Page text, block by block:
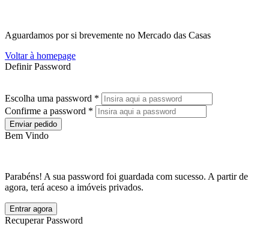
Aguardamos por si brevemente no Mercado das Casas
Voltar à homepage
Definir Password
Escolha uma password *
Confirme a password *
Enviar pedido
Bem Vindo
Parabéns! A sua password foi guardada com sucesso. A partir de
agora, terá aceso a imóveis privados.
Entrar agora
Recuperar Password